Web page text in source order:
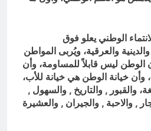
الوطني يعلو فوق
والعرقية، ويُربى المواطن
الوطن ليس قابلاً للمساومة، وأن
وأن خيانة الوطن هي خيانة للأب،
والقبور , والتاريخ , والسهول ,
, والاحبة , والجيران , والعشيرة